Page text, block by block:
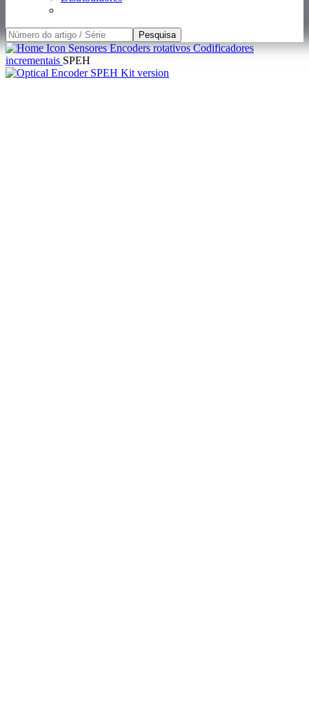
Pesquisa
SensoresEncoders rotativosCodificadores
incrementais SPEH